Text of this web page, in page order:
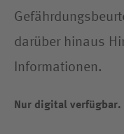
darüber hinaus
Informationen.
Nur digital verfügbar.